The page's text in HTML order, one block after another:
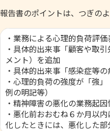
報告書のポイントは、つぎのよ
・業務による心理的負荷評
・具体的出来事「顧客や取
メント）を追加
・具体的出来事「感染症等
・心理的負荷の強度が「強
例の明記等）
・精神障害の悪化の業務起
・悪化前おおむね６か月以
化したときには、悪化した部